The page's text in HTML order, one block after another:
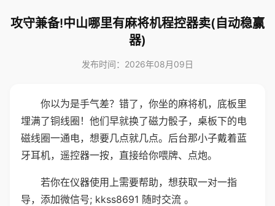
攻守兼备!中山哪里有麻将机程控器卖(自动稳赢
器)
发布时间：2026年08月09日
你以为是手气差？错了，你坐的麻将机，底板里
埋满了铜线圈！他们早就换了磁力骰子，桌板下的电
磁线圈一通电，想要几点就几点。后台那小子戴着蓝
牙耳机，遥控器一按，直接给你喂牌、点炮。
若你在仪器使用上需要帮助，想获取一对一指
导，添加微信号; kkss8691 随时交流 。